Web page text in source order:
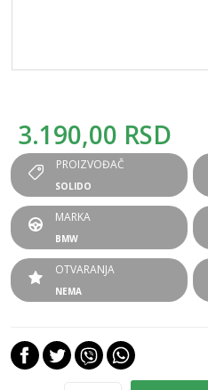
3.190,00 RSD
PROIZVOĐAČ
SOLIDO
MARKA
BMW
OTVARANJA
NEMA